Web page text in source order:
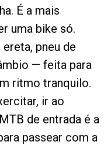
É a mais
uma bike só.
pneu de
— feita para
ritmo tranquilo.
ir ao
de entrada é a
passear com a